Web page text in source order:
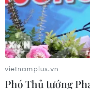
vietnamplus.vn
Phó Thủ tướng